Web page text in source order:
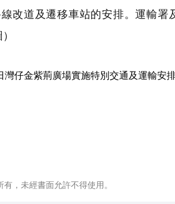
改道及遷移車站的安排。運輸署
，未經書面允許不得使用。